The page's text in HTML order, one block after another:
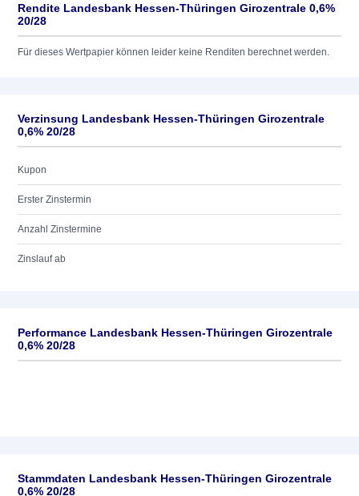
Rendite Landesbank Hessen-Thüringen Girozentrale 0,6%
20/28
Für dieses Wertpapier können leider keine Renditen berechnet werden.
Verzinsung Landesbank Hessen-Thüringen Girozentrale
0,6% 20/28
Kupon
Erster Zinstermin
Anzahl Zinstermine
Zinslauf ab
Performance Landesbank Hessen-Thüringen Girozentrale
0,6% 20/28
Stammdaten Landesbank Hessen-Thüringen Girozentrale
0,6% 20/28